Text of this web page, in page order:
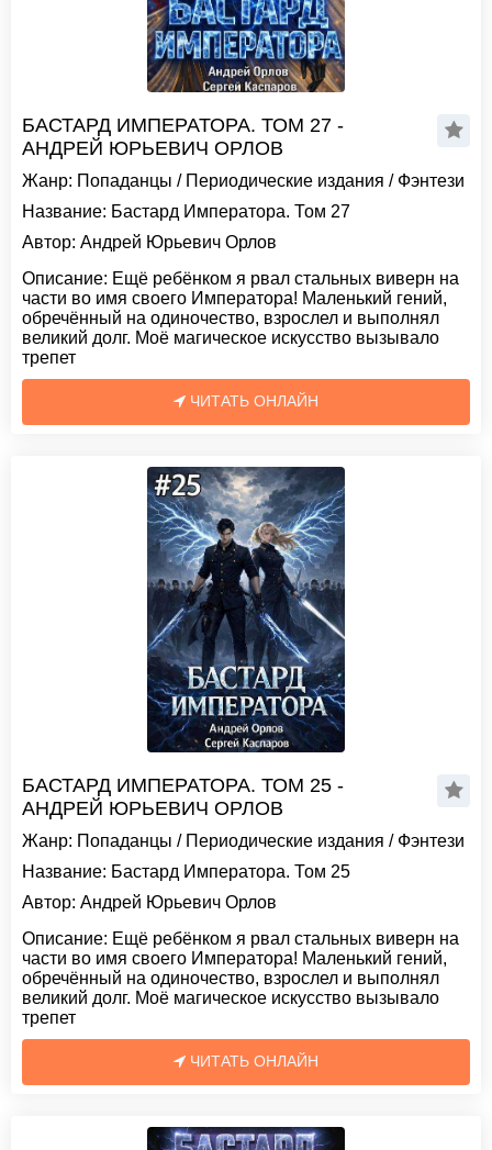
БАСТАРД ИМПЕРАТОРА. ТОМ 27 -
АНДРЕЙ ЮРЬЕВИЧ ОРЛОВ
Жанр: Попаданцы / Периодические издания / Фэнтези
Название: Бастард Императора. Том 27
Автор: Андрей Юрьевич Орлов
Описание: Ещё ребёнком я рвал стальных виверн на
части во имя своего Императора! Маленький гений,
обречённый на одиночество, взрослел и выполнял
великий долг. Моё магическое искусство вызывало
трепет
ЧИТАТЬ ОНЛАЙН
БАСТАРД ИМПЕРАТОРА. ТОМ 25 -
АНДРЕЙ ЮРЬЕВИЧ ОРЛОВ
Жанр: Попаданцы / Периодические издания / Фэнтези
Название: Бастард Императора. Том 25
Автор: Андрей Юрьевич Орлов
Описание: Ещё ребёнком я рвал стальных виверн на
части во имя своего Императора! Маленький гений,
обречённый на одиночество, взрослел и выполнял
великий долг. Моё магическое искусство вызывало
трепет
ЧИТАТЬ ОНЛАЙН